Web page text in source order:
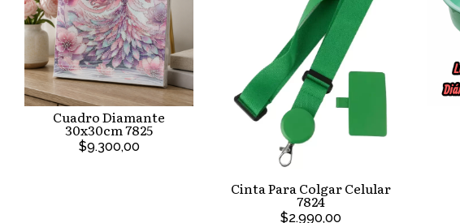
Cuadro Diamante
30x30cm 7825
$9.300,00
Cinta Para Colgar Celular
7824
$2.990,00